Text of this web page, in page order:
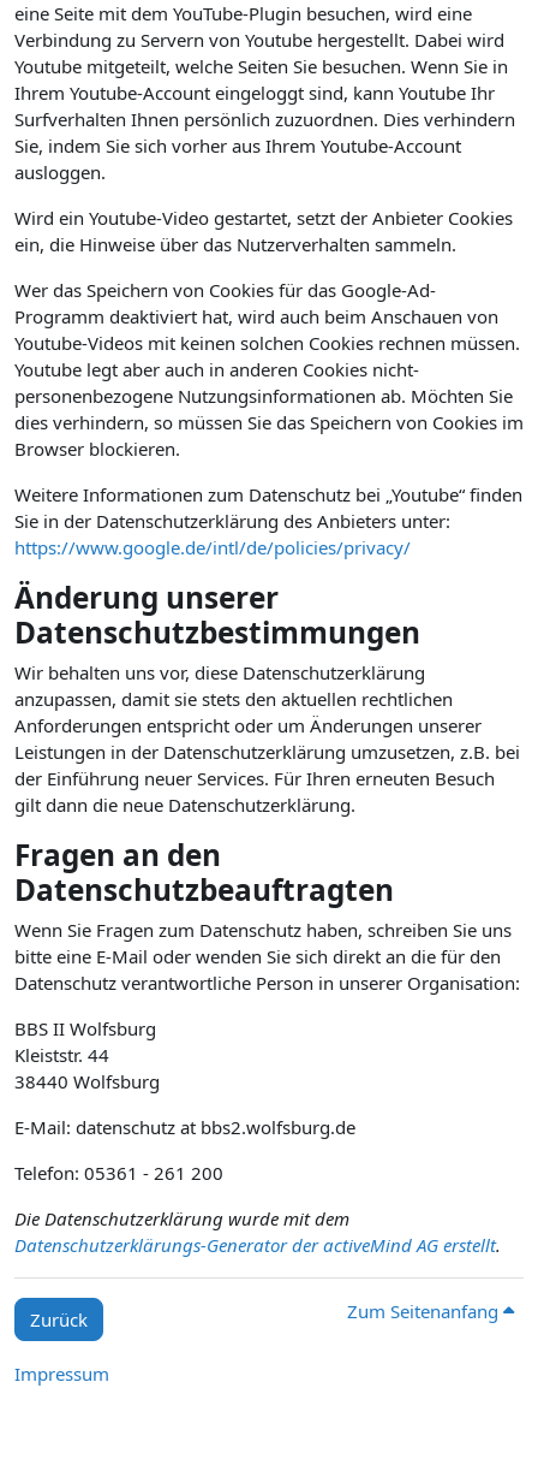
eine Seite mit dem YouTube-Plugin besuchen, wird eine
Verbindung zu Servern von Youtube hergestellt. Dabei wird
Youtube mitgeteilt, welche Seiten Sie besuchen. Wenn Sie in
Ihrem Youtube-Account eingeloggt sind, kann Youtube Ihr
Surfverhalten Ihnen persönlich zuzuordnen. Dies verhindern
Sie, indem Sie sich vorher aus Ihrem Youtube-Account
ausloggen.
Wird ein Youtube-Video gestartet, setzt der Anbieter Cookies
ein, die Hinweise über das Nutzerverhalten sammeln.
Wer das Speichern von Cookies für das Google-Ad-
Programm deaktiviert hat, wird auch beim Anschauen von
Youtube-Videos mit keinen solchen Cookies rechnen müssen.
Youtube legt aber auch in anderen Cookies nicht-
personenbezogene Nutzungsinformationen ab. Möchten Sie
dies verhindern, so müssen Sie das Speichern von Cookies im
Browser blockieren.
Weitere Informationen zum Datenschutz bei „Youtube“ finden
Sie in der Datenschutzerklärung des Anbieters unter:
https://www.google.de/intl/de/policies/privacy/
Änderung unserer
Datenschutzbestimmungen
Wir behalten uns vor, diese Datenschutzerklärung
anzupassen, damit sie stets den aktuellen rechtlichen
Anforderungen entspricht oder um Änderungen unserer
Leistungen in der Datenschutzerklärung umzusetzen, z.B. bei
der Einführung neuer Services. Für Ihren erneuten Besuch
gilt dann die neue Datenschutzerklärung.
Fragen an den
Datenschutzbeauftragten
Wenn Sie Fragen zum Datenschutz haben, schreiben Sie uns
bitte eine E-Mail oder wenden Sie sich direkt an die für den
Datenschutz verantwortliche Person in unserer Organisation:
BBS II Wolfsburg
Kleiststr. 44
38440 Wolfsburg
E-Mail: datenschutz at bbs2.wolfsburg.de
Telefon: 05361 - 261 200
Die Datenschutzerklärung wurde mit dem
Datenschutzerklärungs-Generator der activeMind AG erstellt.
Zurück Zum Seitenanfang
Impressum